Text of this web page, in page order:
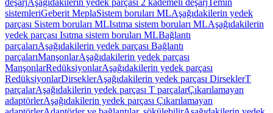
deşarjAşağıdakilerin yedek parçası 2 kademeli deşarjTemin
sistemleriGeberit MeplaSistem boruları MLAşağıdakilerin yedek
parçası Sistem boruları MLIsıtma sistem boruları MLAşağıdakilerin
yedek parçası Isıtma sistem boruları MLBağlantı
parçalarıAşağıdakilerin yedek parçası Bağlantı
parçalarıManşonlarAşağıdakilerin yedek parçası
ManşonlarRedüksiyonlarAşağıdakilerin yedek parçası
RedüksiyonlarDirseklerAşağıdakilerin yedek parçası DirseklerT
parçalarAşağıdakilerin yedek parçası T parçalarÇıkarılamayan
adaptörlerAşağıdakilerin yedek parçası Çıkarılamayan